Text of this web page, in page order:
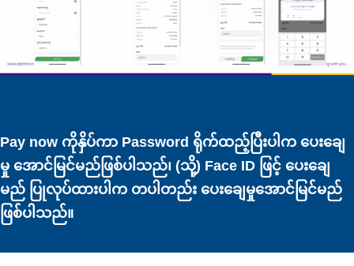
Pay now ကိုနှိပ်ကာ Password ရိုက်ထည့်ပြီးပါက ပေးချေ
မှု အောင်မြင်မည်ဖြစ်ပါသည်၊ (သို့) Face ID ဖြင့် ပေးချေ
မည် ပြုလုပ်ထားပါက တပါတည်း ပေးချေမှုအောင်မြင်မည်
ဖြစ်ပါသည်။